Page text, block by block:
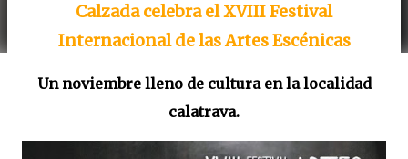
Calzada celebra el XVIII Festival
Internacional de las Artes Escénicas
Un noviembre lleno de cultura en la localidad
calatrava.